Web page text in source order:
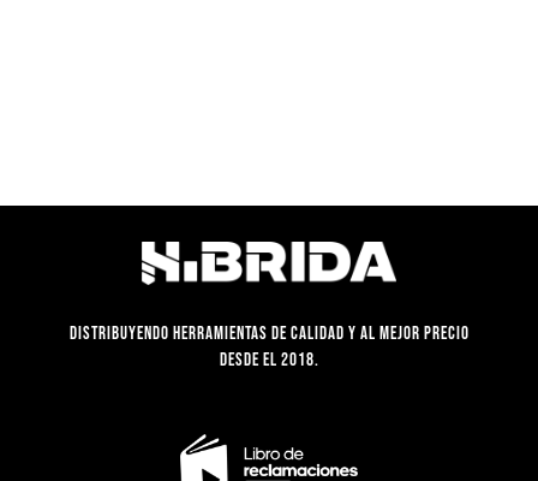
Distribuyendo herramientas de calidad y al mejor precio
desde el 2018.